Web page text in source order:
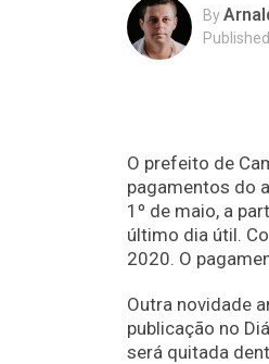
By
Published
O prefeito de
pagamentos do
1º de maio, a
último dia útil.
2020. O
Outra novidade
publicação no
será quitada